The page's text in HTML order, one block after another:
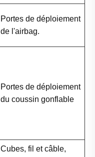
Portes de déploiement
de l'airbag.
Portes de déploiement
du coussin gonflable
Cubes, fil et câble,